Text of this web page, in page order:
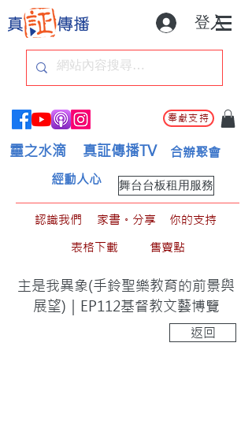
登入
奉獻支持
靈之水滴 真証傳播TV 合辦聚會
舞台台板租用服務
經動人心
認識我們 家書。分享
你的支持
表格下載
售賣點
主是我異象(手鈴聖樂教育的前景與
展望)｜EP112基督教文藝博覽
返回